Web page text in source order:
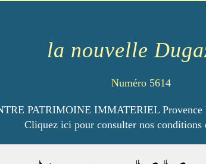
la nouvelle
Numéro 5614
PATRIMOINE IMMATERIEL Provence
Cliquez ici pour consulter nos conditions